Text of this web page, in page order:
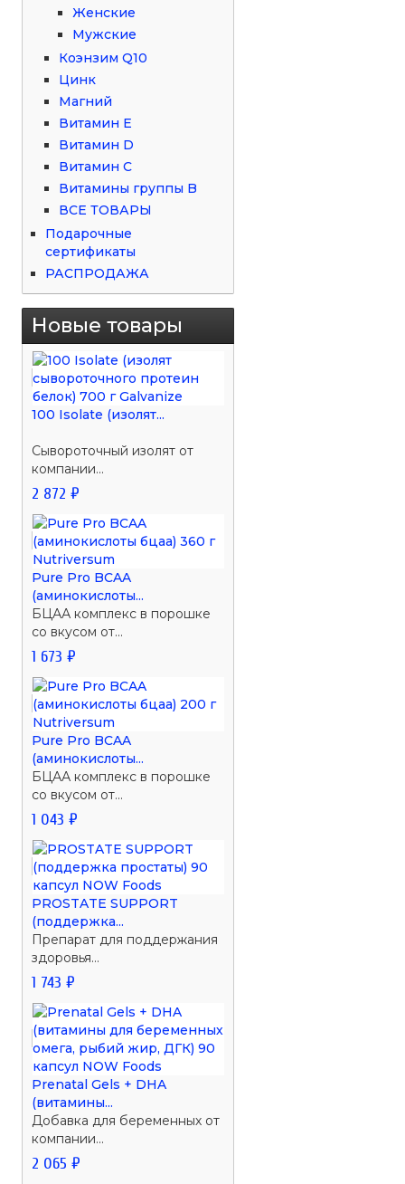
Женские
Мужские
Коэнзим Q10
Цинк
Магний
Витамин Е
Витамин D
Витамин С
Витамины группы B
ВСЕ ТОВАРЫ
Подарочные
сертификаты
РАСПРОДАЖА
Новые товары
100 Isolate (изолят...
Сывороточный изолят от
компании...
2 872 ₽
Pure Pro BCAA
(аминокислоты...
БЦАА комплекс в порошке
со вкусом от...
1 673 ₽
Pure Pro BCAA
(аминокислоты...
БЦАА комплекс в порошке
со вкусом от...
1 043 ₽
PROSTATE SUPPORT
(поддержка...
Препарат для поддержания
здоровья...
1 743 ₽
Prenatal Gels + DHA
(витамины...
Добавка для беременных от
компании...
2 065 ₽